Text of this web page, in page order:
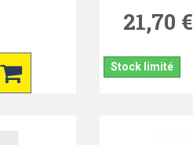
21,70 €
Stock limité